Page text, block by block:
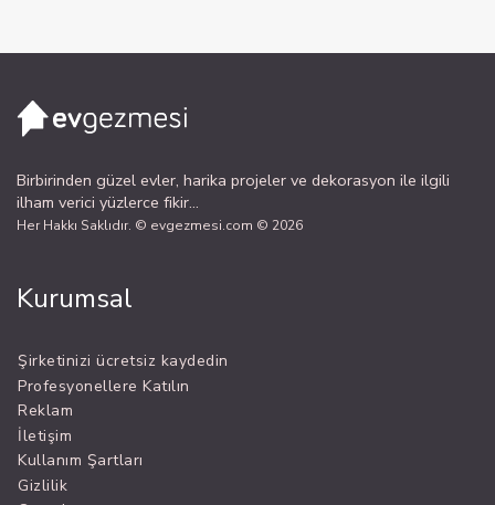
Birbirinden güzel evler, harika projeler ve dekorasyon ile ilgili
ilham verici yüzlerce fikir...
Her Hakkı Saklıdır. © evgezmesi.com © 2026
Kurumsal
Şirketinizi ücretsiz kaydedin
Profesyonellere Katılın
Reklam
İletişim
Kullanım Şartları
Gizlilik